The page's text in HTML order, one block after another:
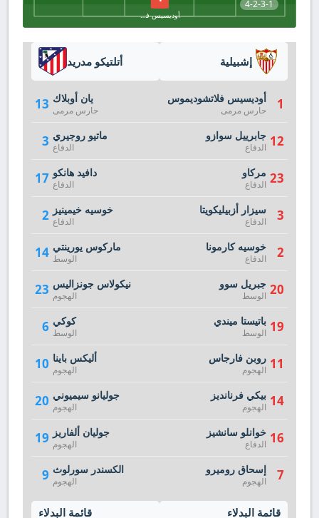
4-2-3-1
أوديسيس فلاتشوديموس
أتلتيكو مدريد
13 يان أوبلاك
حارس مرمى
3 ماتيو روجيري
الدفاع
17 دافيد هانكو
الدفاع
2 خوسيه خيمينيز
الدفاع
14 ماركوس يورينتي
الوسط
23 نيكولاس جونزاليس
الهجوم
6 كوكي
الوسط
10 أليكس باينا
الهجوم
20 جوليانو سيميوني
الهجوم
19 جوليان ألفاريز
الهجوم
9 الكسندر سورلوث
الهجوم
قائمة البدلاء
إشبيلية
1 أوديسيس فلاتشوديموس
حارس مرمى
12 جابرييل سوازو
الدفاع
23 مركاو
الدفاع
3 سيزار أزبيليكويتا
الدفاع
2 خوسيه كارمونا
الدفاع
20 جبريل سوو
الوسط
19 باتيستا ميندي
الوسط
11 روبن فارجاس
الهجوم
14 بيكي فرنانديز
الهجوم
16 خوانلو سانشيز
الدفاع
7 إسحاق روميرو
الهجوم
قائمة البدلاء